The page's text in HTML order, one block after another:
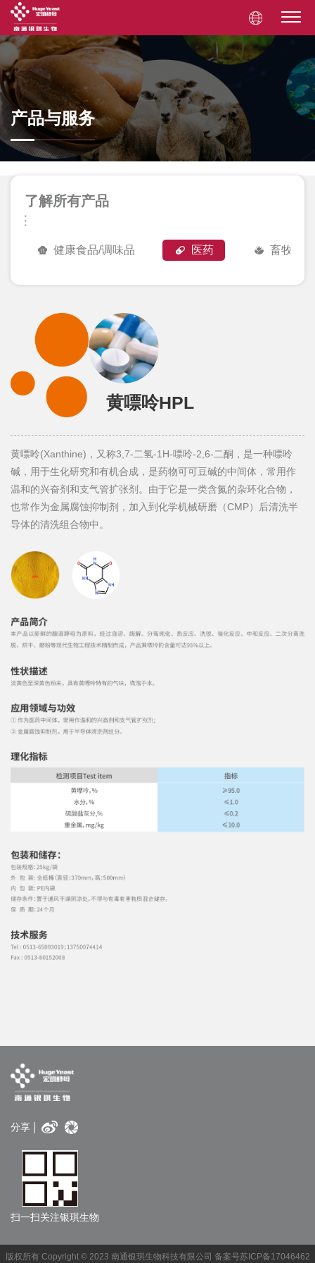
产品与服务
了解所有产品
健康食品/调味品 医药 畜牧与
黄嘌呤HPL
黄嘌呤(Xanthine)，又称3,7-二氢-1H-嘌呤-2,6-二酮，是一种嘌呤
碱，用于生化研究和有机合成，是药物可可豆碱的中间体，常用作
温和的兴奋剂和支气管扩张剂。由于它是一类含氮的杂环化合物，
也常作为金属腐蚀抑制剂，加入到化学机械研磨（CMP）后清洗半
导体的清洗组合物中。
分享
扫一扫关注银琪生物
版权所有 Copyright © 2023 南通银琪生物科技有限公司 备案号苏ICP备17046462